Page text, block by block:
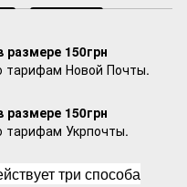
150грн
тарифам Новой Почты.
150грн
тарифам Укрпочты.
три способа